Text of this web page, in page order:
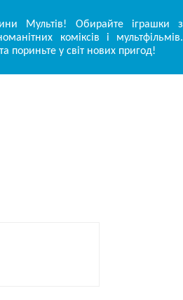
Мультів! Обирайте іграшки з
коміксів і мультфільмів.
пориньте у світ нових пригод!